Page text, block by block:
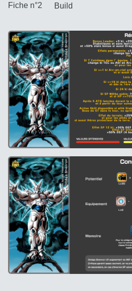
Fiche n°2